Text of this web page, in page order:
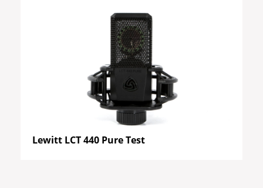
Lewitt LCT 440 Pure Test